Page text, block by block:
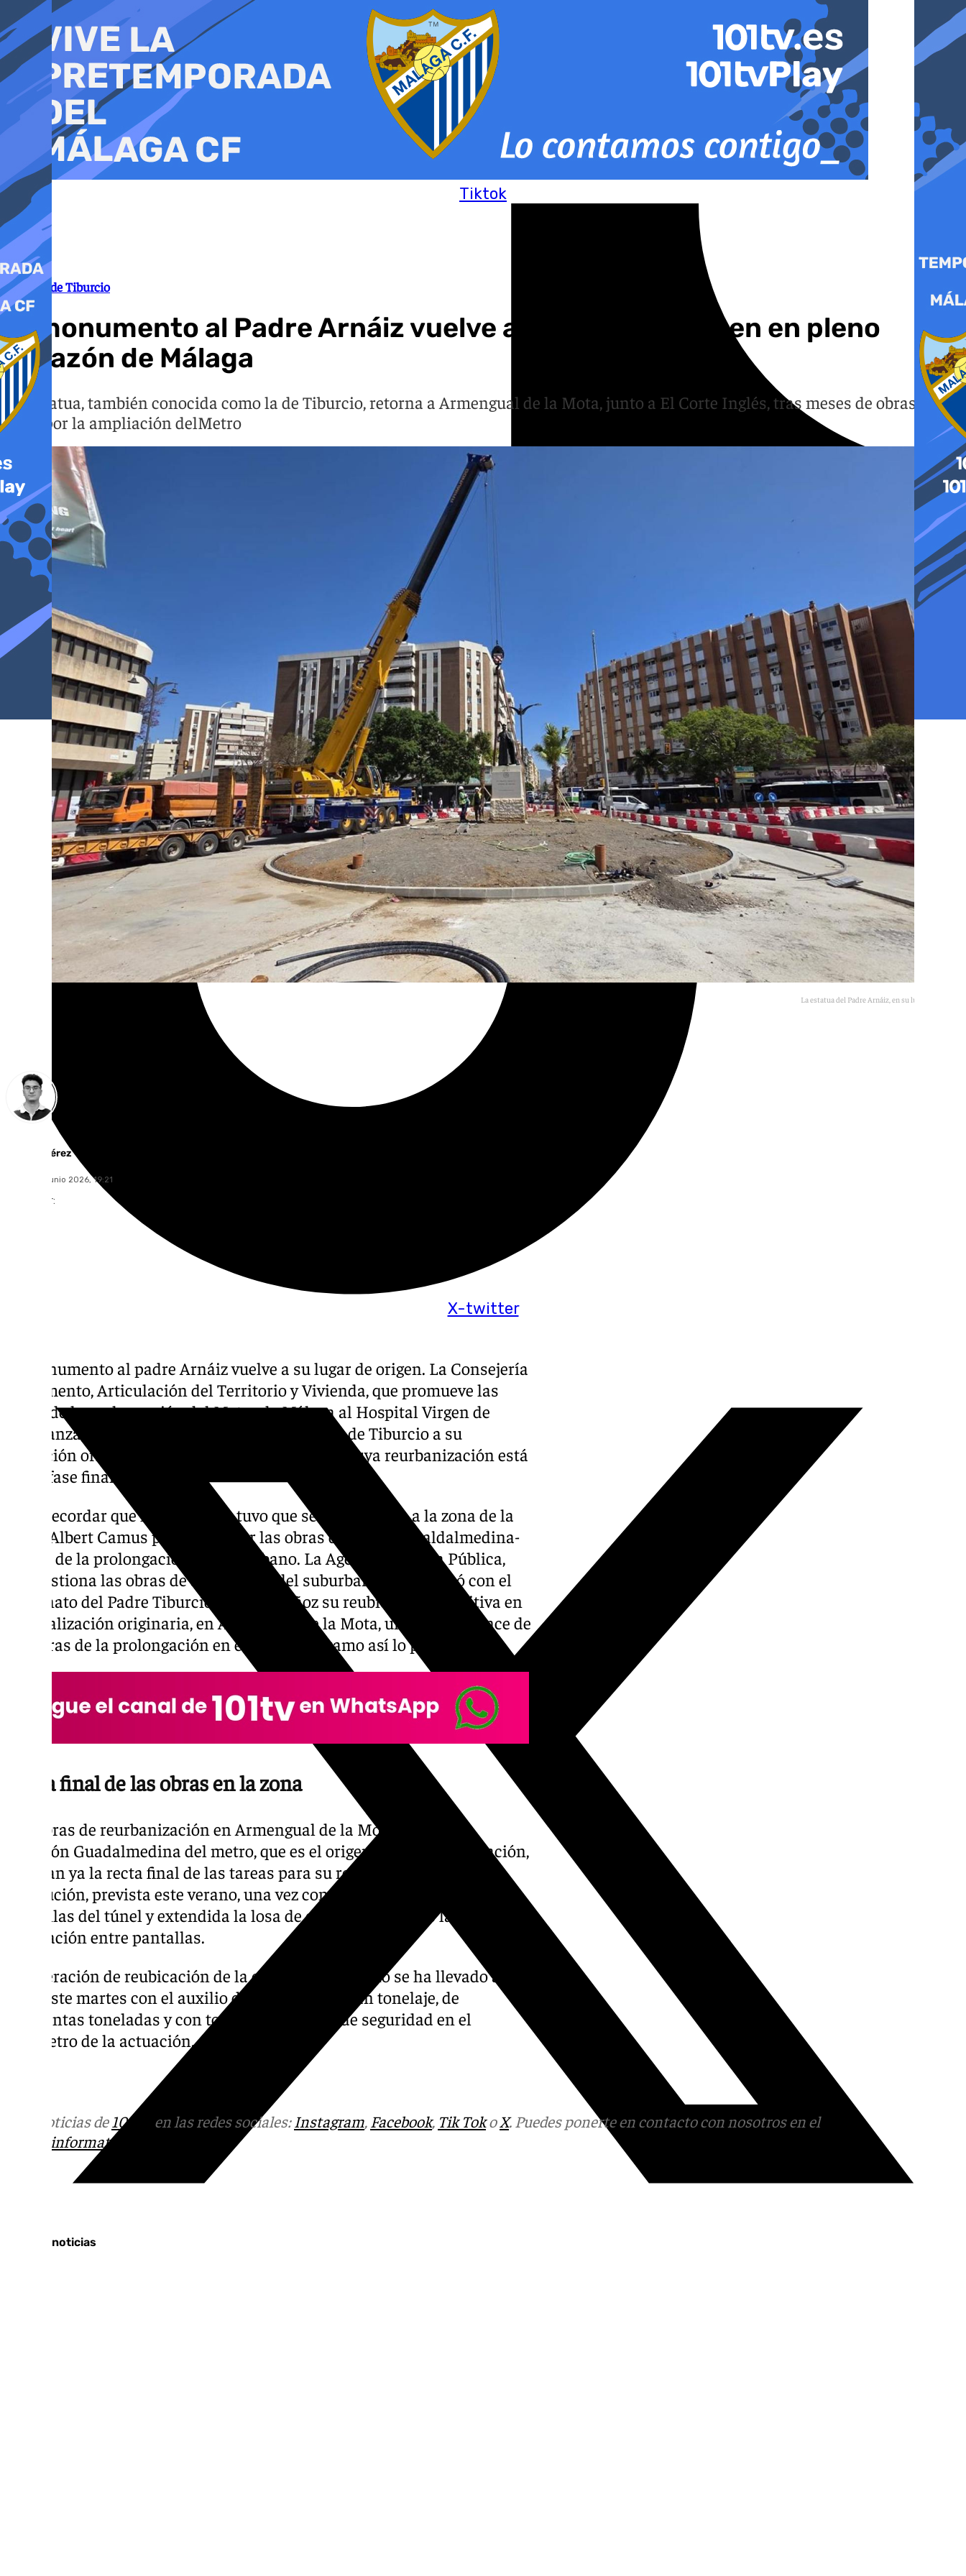
al
contenido
Tiktok
X-twitter
Estatua de Tiburcio
El monumento al Padre Arnáiz vuelve a su lugar de origen en pleno
corazón de Málaga
La estatua, también conocida como la de Tiburcio, retorna a Armengual de la Mota, junto a El Corte Inglés, tras meses de obras en la
zona por la ampliación delMetro
La estatua del Padre Arnáiz, en su lugar de origen.
Ignacio Pérez
jueves, 18 junio 2026, 19:21
Compartir:
El monumento al padre Arnáiz vuelve a su lugar de origen. La Consejería
de Fomento, Articulación del Territorio y Vivienda, que promueve las
obras de la prolongación del Metro de Málaga al Hospital Virgen de
Esperanza, ha retornado este martes la estatua de Tiburcio a su
ubicación originaria, en Armengual de la Mota, cuya reurbanización está
en su fase final.
Cabe recordar que la estructura tuvo que ser desplazada a la zona de la
Plaza Albert Camus para acometer las obras del tramo Gualdalmedina-
Hilera de la prolongación del suburbano. La Agencia de Obra Pública,
que gestiona las obras de ampliación del suburbano, consensuó con el
Patronato del Padre Tiburcio Arnáiz Muñoz su reubicación definitiva en
su localización originaria, en Armengual de la Mota, una vez el avance de
las obras de la prolongación en este primer tramo así lo permitiera.
Recta final de las obras en la zona
Las obras de reurbanización en Armengual de la Mota, junto a la
Estación Guadalmedina del metro, que es el origen de esta prolongación,
encaran ya la recta final de las tareas para su reurbanización y
restitución, prevista este verano, una vez concluida la ejecución de las
pantallas del túnel y extendida la losa de cubierta, así como la
excavación entre pantallas.
La operación de reubicación de la estatua de Tiburcio se ha llevado a
cabo este martes con el auxilio de una grúa de gran tonelaje, de
doscientas toneladas y con todas las medidas de seguridad en el
perímetro de la actuación.
Más noticias de101TV en las redes sociales:Instagram, Facebook, Tik TokoX. Puedes ponerte en contacto con nosotros en el
informativos@101tv.es
Últimas noticias